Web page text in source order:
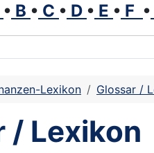
• B • C • D • E • F •
Lexikon Glossar /
/ Lexikon